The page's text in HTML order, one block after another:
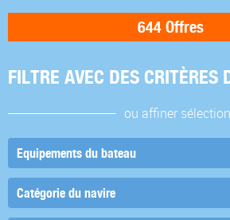
FILTRE AVEC DES CRITÈRES
ou affiner